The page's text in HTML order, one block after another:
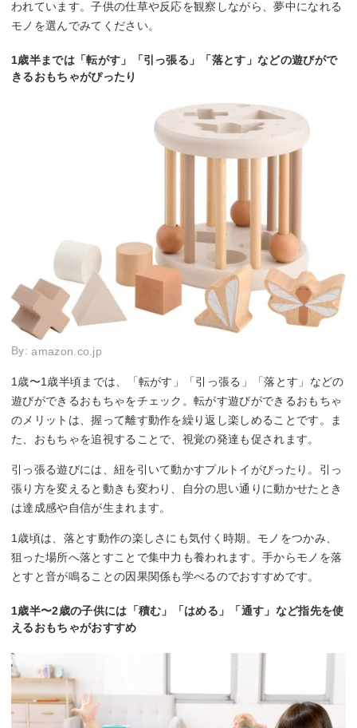
われています。子供の仕草や反応を観察しながら、夢中になれる
モノを選んでみてください。
1歳半までは「転がす」「引っ張る」「落とす」などの遊びがで
きるおもちゃがぴったり
By:amazon.co.jp
1歳〜1歳半頃までは、「転がす」「引っ張る」「落とす」などの
遊びができるおもちゃをチェック。転がす遊びができるおもちゃ
のメリットは、握って離す動作を繰り返し楽しめることです。ま
た、おもちゃを追視することで、視覚の発達も促されます。
引っ張る遊びには、紐を引いて動かすプルトイがぴったり。引っ
張り方を変えると動きも変わり、自分の思い通りに動かせたとき
は達成感や自信が生まれます。
1歳頃は、落とす動作の楽しさにも気付く時期。モノをつかみ、
狙った場所へ落とすことで集中力も養われます。手からモノを落
とすと音が鳴ることの因果関係も学べるのでおすすめです。
1歳半〜2歳の子供には「積む」「はめる」「通す」など指先を使
えるおもちゃがおすすめ